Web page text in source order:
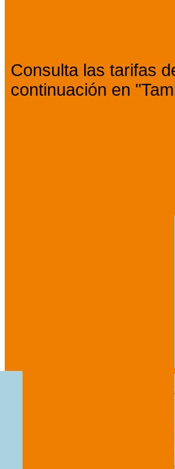
Consulta las tarifas
continuación en